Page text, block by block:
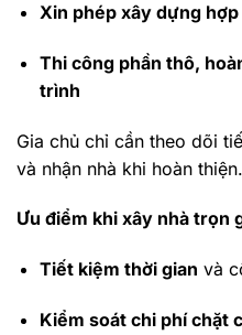
Xin phép xây dựng hợp
Thi công phần thô,
trình
Gia chủ chỉ cần theo dõi
và nhận nhà khi hoàn thiện.
Ưu điểm khi xây nhà trọn
Tiết kiệm thời gian và
Kiểm soát chi phí chặt